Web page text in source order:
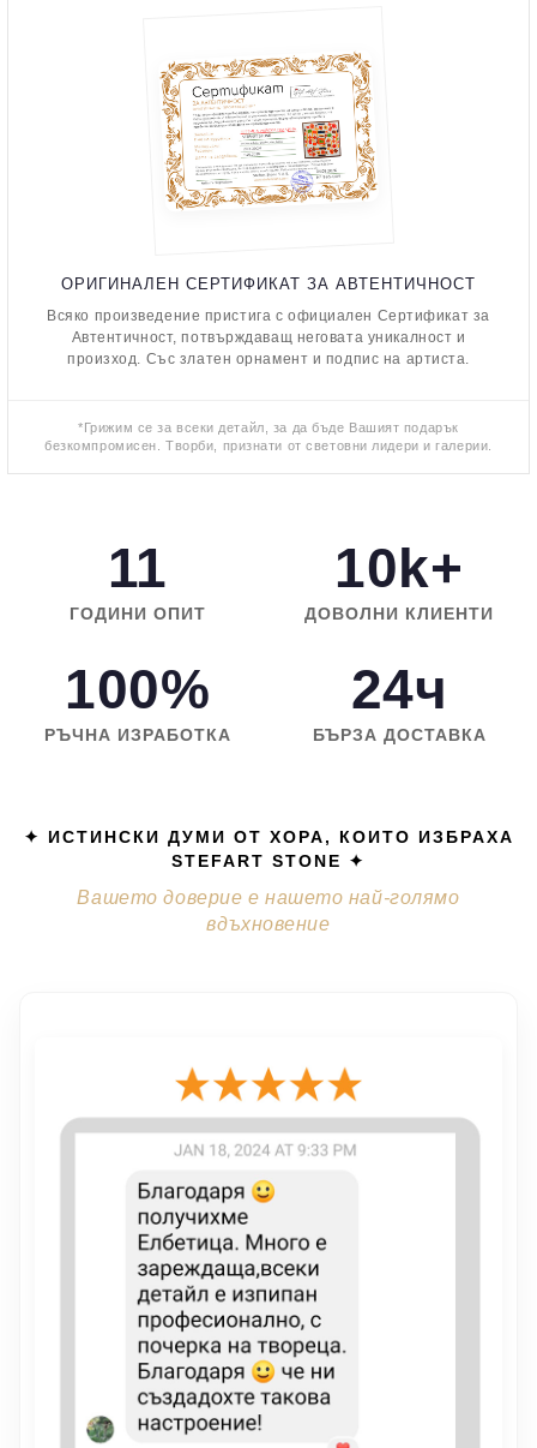
ОРИГИНАЛЕН СЕРТИФИКАТ ЗА АВТЕНТИЧНОСТ
Всяко произведение пристига с официален Сертификат за
Автентичност, потвърждаващ неговата уникалност и
произход. Със златен орнамент и подпис на артиста.
*Грижим се за всеки детайл, за да бъде Вашият подарък
безкомпромисен. Творби, признати от световни лидери и галерии.
11
ГОДИНИ ОПИТ
10k+
ДОВОЛНИ КЛИЕНТИ
100%
РЪЧНА ИЗРАБОТКА
24ч
БЪРЗА ДОСТАВКА
✦ ИСТИНСКИ ДУМИ ОТ ХОРА, КОИТО ИЗБРАХА
STEFART STONE ✦
Вашето доверие е нашето най-голямо
вдъхновение